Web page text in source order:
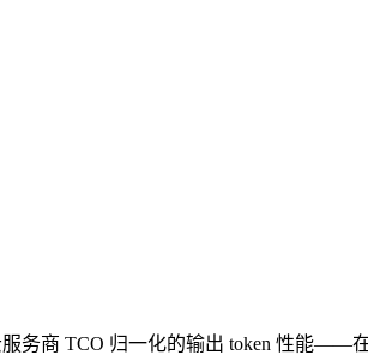
服务商 TCO 归一化的输出 token 性能——